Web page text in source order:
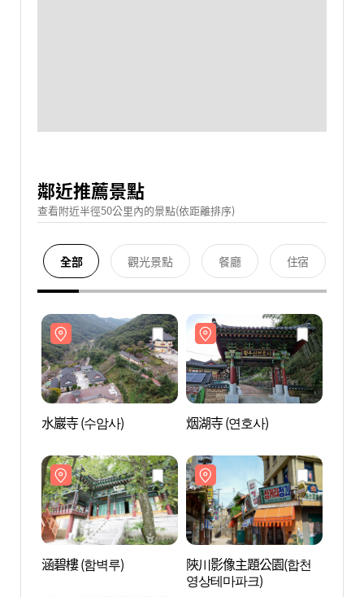
鄰近推薦景點
查看附近半徑50公里內的景點(依距離排序)
全部 觀光景點 餐廳 住宿
水巖寺 (수암사) 烟湖寺 (연호사)
涵碧樓 (함벽루)
陜川影像主題公園(합천
영상테마파크)